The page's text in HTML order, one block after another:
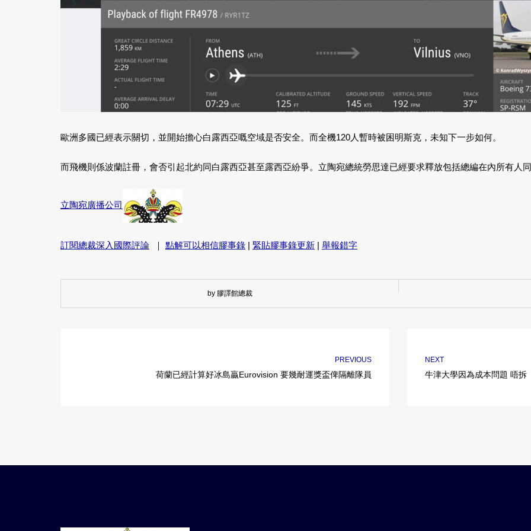
歐洲多國已經表示關切，並開始擔心白露西亞嘅空域是否安全。而全機120人暫時被困明斯克，未知下一步如何。
而飛機則係波蘭註冊，會否引起北約同白露西亞甚至露西亞紛爭。立陶宛總統勞思達已經要求釋放包括總編在內所有人
立陶宛廣播公司
訂閱總裁深入國際評論 ｜ 點解可以相信膠事錄 | 緊貼膠事錄更新 | 舉報錯字
by 膠譯館總裁
PREVIOUS
荷蘭已經計算好冰島贏Eurovision 要幾耐運獎盃俾隔離隊員
NEXT
牛津大學因為成本問題 唔拆